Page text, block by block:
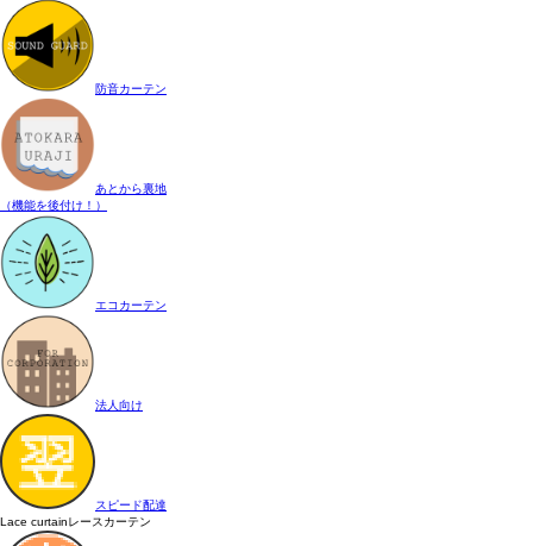
防音カーテン
あとから裏地
（機能を後付け！）
エコカーテン
法人向け
スピード配達
Lace curtainレースカーテン